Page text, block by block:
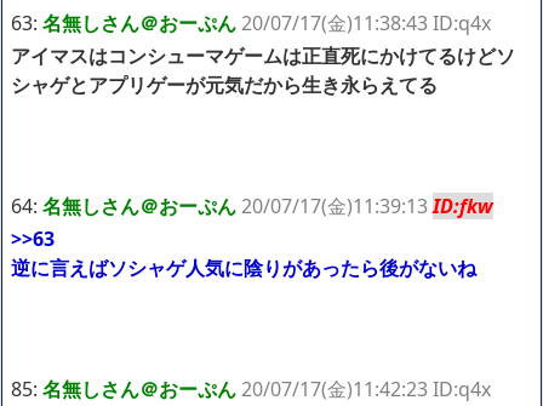
63: 名無しさん＠おーぷん20/07/17(金)11:38:43 ID:q4x
アイマスはコンシューマゲームは正直死にかけてるけどソ
シャゲとアプリゲーが元気だから生き永らえてる
64: 名無しさん＠おーぷん20/07/17(金)11:39:13ID:fkw
>>63
逆に言えばソシャゲ人気に陰りがあったら後がないね
85: 名無しさん＠おーぷん20/07/17(金)11:42:23 ID:q4x